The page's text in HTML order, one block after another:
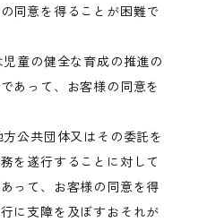
同意を得ることが困難で
児童の健全な育成の推進の
あって、お客様の同意を
方公共団体又はその委託を
を遂行することに対して
って、お客様の同意を得
に支障を及ぼすおそれが